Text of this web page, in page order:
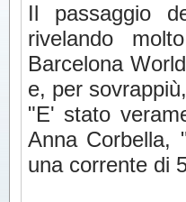
Il passaggio
rivelando
Barcelona
e, per
"E' stato
Anna Corbella,
una corrente di